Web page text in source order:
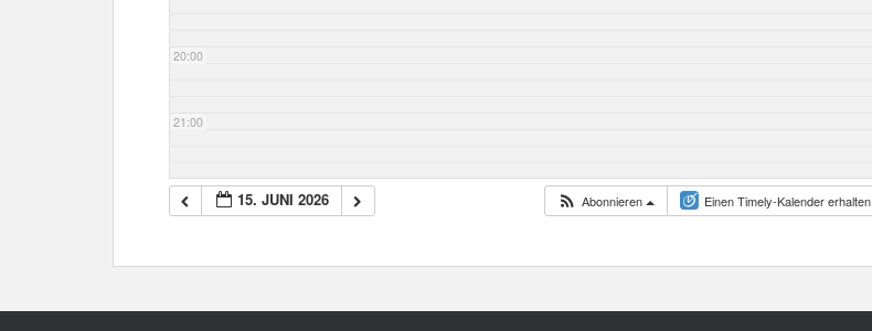
20:00
21:00
22:00
15. JUNI 2026 Abonnieren Einen Timely-Kalender erhalten